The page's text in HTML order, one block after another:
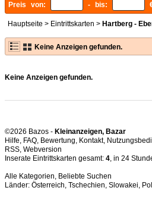
Preis von:
- bis:
Hauptseite > Eintrittskarten > Hartberg -
Keine Anzeigen gefunden.
Keine Anzeigen gefunden.
©2026 Bazos - Kleinanzeigen, Bazar
Hilfe, FAQ, Bewertung, Kontakt,
RSS,
Inserate Eintrittskarten gesamt: 4, in 24
Alle Kategorien, Beliebte Suchen
Länder: Österreich, Tschechien, Slowakei,